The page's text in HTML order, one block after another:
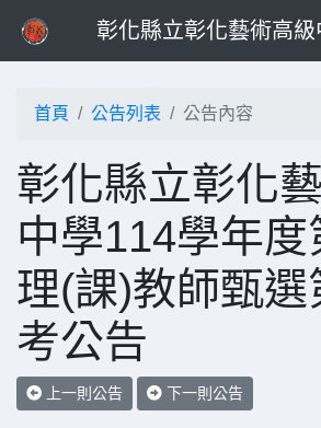
彰化縣立彰化藝術高級
首頁 公告列表 公告內容
彰化縣立彰化
中學114學年度
理(課)教師甄選
考公告
上一則公告 下一則公告